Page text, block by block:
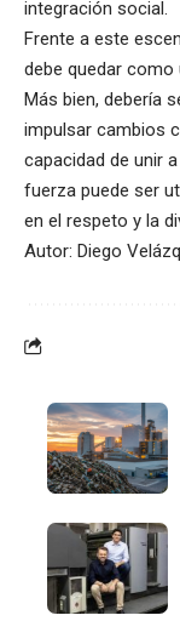
integración social.
Frente a este
debe quedar
Más bien, debería
impulsar cambios
capacidad de unir
fuerza puede ser
en el respeto y la
Autor: Diego